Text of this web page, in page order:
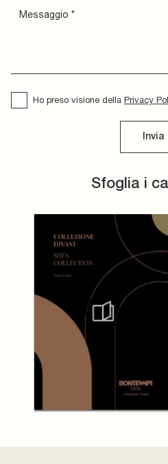
Sfoglia i
Ho preso visione della Privacy
Invia